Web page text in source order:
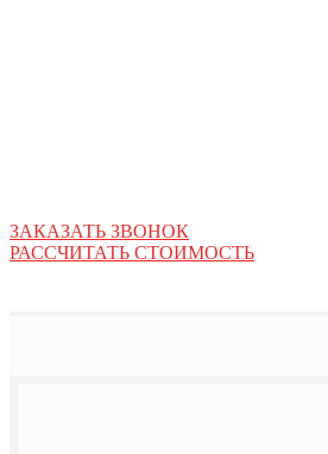
ЗАКАЗАТЬ ЗВОНОК
РАССЧИТАТЬ СТОИМОСТЬ